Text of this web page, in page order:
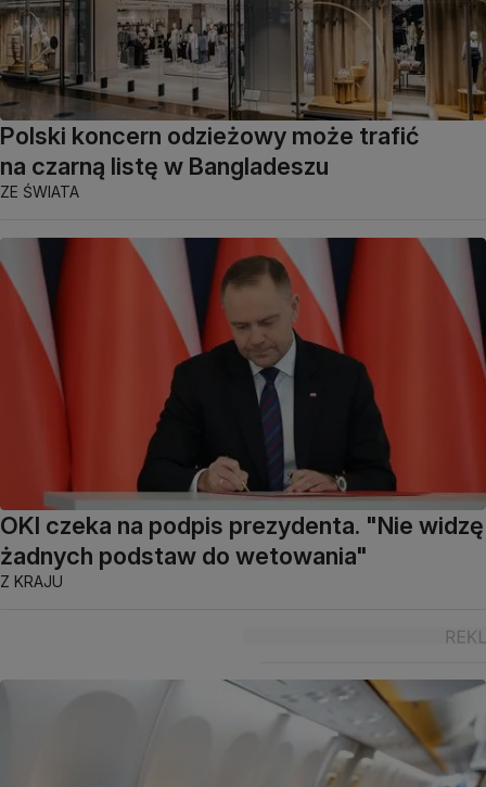
Polski koncern odzieżowy może trafić
na czarną listę w Bangladeszu
ZE ŚWIATA
OKI czeka na podpis prezydenta. "Nie widzę
żadnych podstaw do wetowania"
Z KRAJU